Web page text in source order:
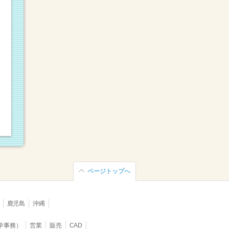
ページトップへ
鹿児島 沖縄
務） 営業 販売 CAD